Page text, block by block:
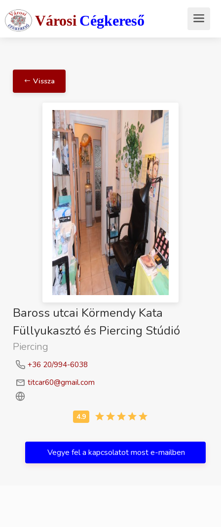
Városi Cégkereső
Vissza
Baross utcai Körmendy Kata
Füllyukasztó és Piercing Stúdió
Piercing
+36 20/994-6038
titcar60@gmail.com
Vegye fel a kapcsolatot most e-mailben